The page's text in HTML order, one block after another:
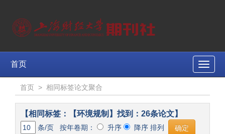
Toggle
首页
首页 > 相同标签论文聚合
【相同标签：【环境规制】找到：26条论文】
条/页 按年卷期： 升序 降序 排列